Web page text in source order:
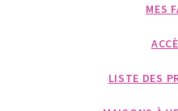
MES
LISTE DES